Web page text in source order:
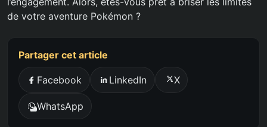
de votre aventure Pokémon ?
Partager cet article
Facebook LinkedIn X
WhatsApp